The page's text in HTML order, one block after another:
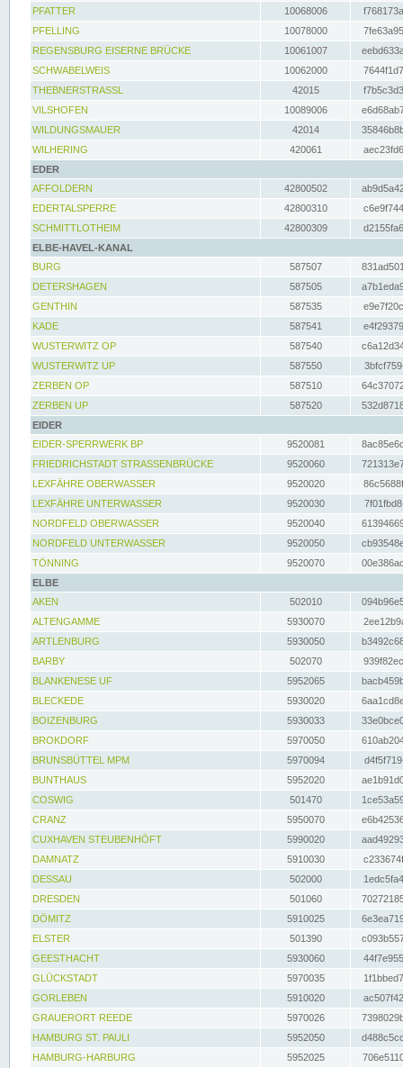
PFATTER
10068006
PFELLING
10078000
REGENSBURG EISERNE BRÜCKE
10061007
SCHWABELWEIS
10062000
THEBNERSTRASSL
42015
VILSHOFEN
10089006
WILDUNGSMAUER
42014
WILHERING
420061
EDER
AFFOLDERN
42800502
EDERTALSPERRE
42800310
SCHMITTLOTHEIM
42800309
ELBE-HAVEL-KANAL
BURG
587507
DETERSHAGEN
587505
GENTHIN
587535
KADE
587541
WUSTERWITZ OP
587540
WUSTERWITZ UP
587550
ZERBEN OP
587510
ZERBEN UP
587520
EIDER
EIDER-SPERRWERK BP
9520081
FRIEDRICHSTADT STRASSENBRÜCKE
9520060
LEXFÄHRE OBERWASSER
9520020
LEXFÄHRE UNTERWASSER
9520030
NORDFELD OBERWASSER
9520040
NORDFELD UNTERWASSER
9520050
TÖNNING
9520070
ELBE
AKEN
502010
ALTENGAMME
5930070
ARTLENBURG
5930050
BARBY
502070
BLANKENESE UF
5952065
BLECKEDE
5930020
BOIZENBURG
5930033
BROKDORF
5970050
BRUNSBÜTTEL MPM
5970094
BUNTHAUS
5952020
COSWIG
501470
CRANZ
5950070
CUXHAVEN STEUBENHÖFT
5990020
DAMNATZ
5910030
DESSAU
502000
DRESDEN
501060
DÖMITZ
5910025
ELSTER
501390
GEESTHACHT
5930060
GLÜCKSTADT
5970035
GORLEBEN
5910020
GRAUERORT REEDE
5970026
HAMBURG ST. PAULI
5952050
HAMBURG-HARBURG
5952025